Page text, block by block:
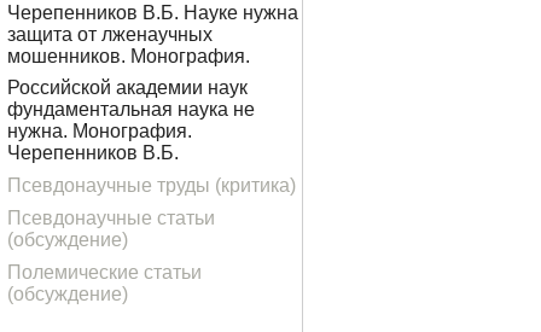
Черепенников В.Б. Науке нужна
защита от лженаучных
мошенников. Монография.
Российской академии наук
фундаментальная наука не
нужна. Монография.
Черепенников В.Б.
Псевдонаучные труды (критика)
Псевдонаучные статьи
(обсуждение)
Полемические статьи
(обсуждение)